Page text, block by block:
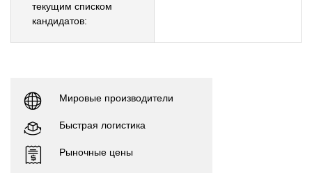
текущим списком
кандидатов:
Мировые производители
Быстрая логистика
Рыночные цены